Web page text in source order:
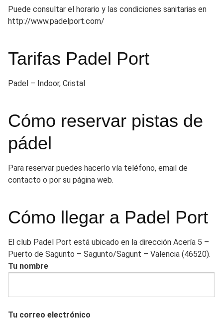
Puede consultar el horario y las condiciones sanitarias en
http://www.padelport.com/
Tarifas Padel Port
Padel – Indoor, Cristal
Cómo reservar pistas de
pádel
Para reservar puedes hacerlo vía teléfono, email de
contacto o por su página web.
Cómo llegar a Padel Port
El club Padel Port está ubicado en la dirección Acería 5 –
Puerto de Sagunto – Sagunto/Sagunt – Valencia (46520).
Tu nombre
Tu correo electrónico